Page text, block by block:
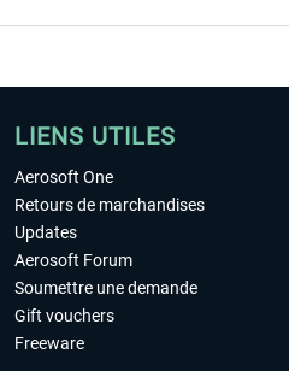
LIENS UTILES
Aerosoft One
Retours de marchandises
Updates
Aerosoft Forum
Soumettre une demande
Gift vouchers
Freeware